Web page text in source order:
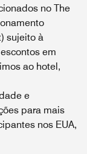
no The
sujeito à
em
ao hotel,
e
para mais
nos EUA,